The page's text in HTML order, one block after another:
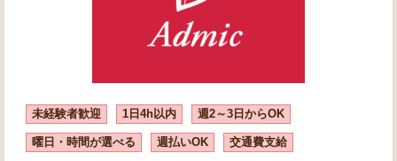
未経験者歓迎 1日4h以内 週2～3日からOK
曜日・時間が選べる 週払いOK 交通費支給